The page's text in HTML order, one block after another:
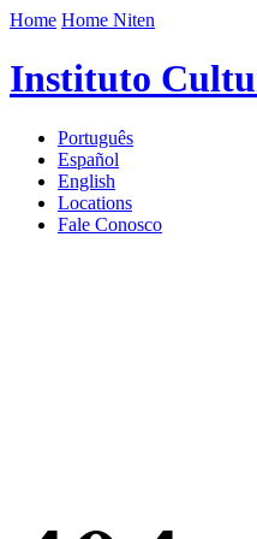
Home Home Niten
Instituto
Português
Español
English
Locations
Fale Conosco